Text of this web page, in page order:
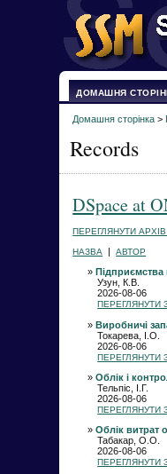
ДОМАШНЯ
Домашня сторінка >
Records
DSpace at
ПЕРЕГЛЯНУТИ
НАЗВА |АВТОР
» Підприємства
Узун, К.В.
2026-08-06
ПЕРЕГЛЯНУТИ
» Виробничі
Токарева, І.О.
2026-08-06
ПЕРЕГЛЯНУТИ
» Облік і
Тельпіс, І.Г.
2026-08-06
ПЕРЕГЛЯНУТИ
» Облік витрат
Табакар, О.О.
2026-08-06
ПЕРЕГЛЯНУТИ